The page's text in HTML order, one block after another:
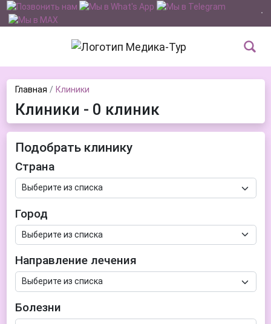
Главная Клиники
Клиники - 0 клиник
Подобрать клинику
Страна
Город
Направление лечения
Болезни